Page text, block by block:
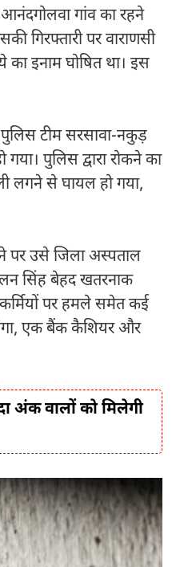
गांव का रहने
गिरफ्तारी पर वाराणसी
इनाम घोषित था। इस
पुलिस टीम सरसावा-नकुड़
पुलिस द्वारा रोकने का
लगने से घायल हो गया,
पर उसे जिला अस्पताल
सिंह बेहद खतरनाक
पर हमले समेत कई
एक बैंक कैशियर और
अंक वालों को मिलेगी